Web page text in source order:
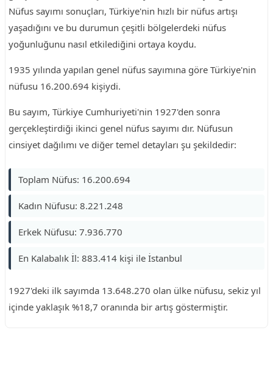
Nüfus sayımı sonuçları, Türkiye'nin hızlı bir nüfus artışı
yaşadığını ve bu durumun çeşitli bölgelerdeki nüfus
yoğunluğunu nasıl etkilediğini ortaya koydu.
1935 yılında yapılan genel nüfus sayımına göre Türkiye'nin
nüfusu 16.200.694 kişiydi.
Bu sayım, Türkiye Cumhuriyeti'nin 1927'den sonra
gerçekleştirdiği ikinci genel nüfus sayımı dır. Nüfusun
cinsiyet dağılımı ve diğer temel detayları şu şekildedir:
Toplam Nüfus: 16.200.694
Kadın Nüfusu: 8.221.248
Erkek Nüfusu: 7.936.770
En Kalabalık İl: 883.414 kişi ile İstanbul
1927'deki ilk sayımda 13.648.270 olan ülke nüfusu, sekiz yıl
içinde yaklaşık %18,7 oranında bir artış göstermiştir.